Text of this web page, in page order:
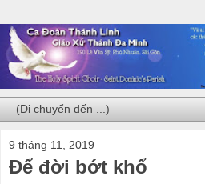
9 tháng 11, 2019
Để đời bớt khổ